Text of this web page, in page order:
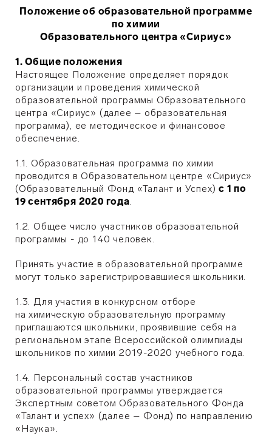
Положение об образовательной программе
по химии
Образовательного центра «Сириус»
1. Общие положения
Настоящее Положение определяет порядок
организации и проведения химической
образовательной программы Образовательного
центра «Сириус» (далее – образовательная
программа), ее методическое и финансовое
обеспечение.
1.1. Образовательная программа по химии
проводится в Образовательном центре «Сириус»
(Образовательный Фонд «Талант и Успех)с 1 по
19 сентября 2020 года.
1.2. Общее число участников образовательной
программы - до 140 человек.
Принять участие в образовательной программе
могут только зарегистрировавшиеся школьники.
1.3. Для участия в конкурсном отборе
на химическую образовательную программу
приглашаются школьники, проявившие себя на
региональном этапе Всероссийской олимпиады
школьников по химии 2019-2020 учебного года.
1.4. Персональный состав участников
образовательной программы утверждается
Экспертным советом Образовательного Фонда
«Талант и успех» (далее – Фонд) по направлению
«Наука».